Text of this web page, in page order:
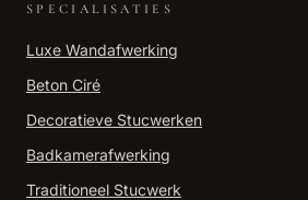
SPECIALISATIES
Luxe Wandafwerking
Beton Ciré
Decoratieve Stucwerken
Badkamerafwerking
Traditioneel Stucwerk